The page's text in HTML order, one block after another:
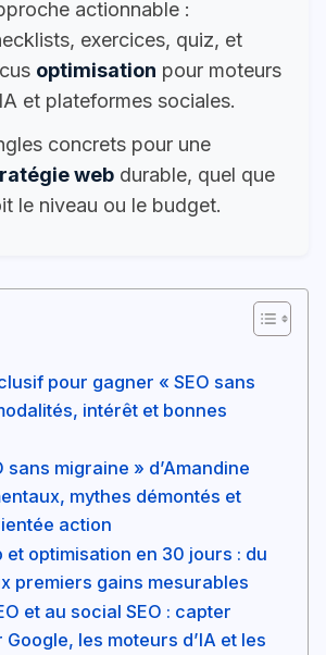
actionnable :
exercices, quiz, et
optimisation pour moteurs
et plateformes sociales.
concrets pour une
web durable, quel que
le niveau ou le budget.
pour gagner « SEO sans
intérêt et bonnes
sans migraine » d’Amandine
mythes démontés et
action
et optimisation en 30 jours : du
premiers gains mesurables
et au social SEO : capter
Google, les moteurs d’IA et les